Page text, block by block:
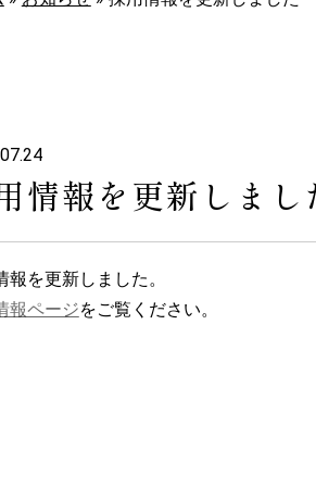
情報を更新しまし
報を更新しました。
報ページをご覧ください。